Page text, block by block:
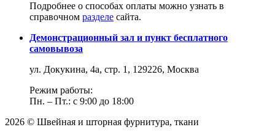
Подробнее о способах оплаты можно узнать в
справочном разделе сайта.
Демонстрационный зал и пункт бесплатного
самовывоза
ул. Докукина, 4а, стр. 1, 129226, Москва
Режим работы:
Пн. – Пт.: с 9:00 до 18:00
2026 © Швейная и шторная фурнитура, ткани